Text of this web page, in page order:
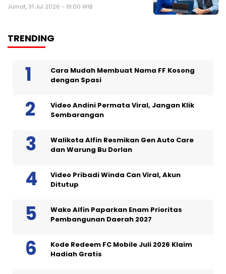
Jumat, 31 Jul 2026 - 19:00 WIB
TRENDING
Cara Mudah Membuat Nama FF Kosong
dengan Spasi
Video Andini Permata Viral, Jangan Klik
Sembarangan
Walikota Alfin Resmikan Gen Auto Care
dan Warung Bu Dorlan
Video Pribadi Winda Can Viral, Akun
Ditutup
Wako Alfin Paparkan Enam Prioritas
Pembangunan Daerah 2027
Kode Redeem FC Mobile Juli 2026 Klaim
Hadiah Gratis